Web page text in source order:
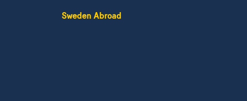
Sweden Abroad